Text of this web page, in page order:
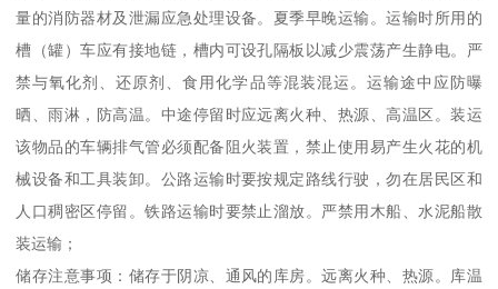
量的消防器材及泄漏应急处理设备。夏季早晚运输。运输时所用的
槽（罐）车应有接地链，槽内可设孔隔板以减少震荡产生静电。严
禁与氧化剂、还原剂、食用化学品等混装混运。运输途中应防曝
晒、雨淋，防高温。中途停留时应远离火种、热源、高温区。装运
该物品的车辆排气管必须配备阻火装置，禁止使用易产生火花的机
械设备和工具装卸。公路运输时要按规定路线行驶，勿在居民区和
人口稠密区停留。铁路运输时要禁止溜放。严禁用木船、水泥船散
装运输；
储存注意事项：储存于阴凉、通风的库房。远离火种、热源。库温